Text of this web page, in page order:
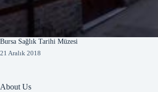
Bursa Sağlık Tarihi Müzesi
21 Aralık 2018
About Us